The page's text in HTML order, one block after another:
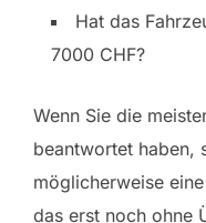
Hat das
7000 CHF?
Wenn Sie die
beantwortet haben,
möglicherweise
das erst noch ohne